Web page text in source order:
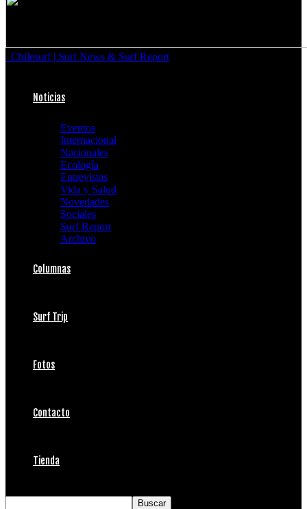
Chilesurf | Surf News & Surf Report
Noticias
Eventos
Internacional
Nacionales
Ecología
Entrevistas
Vida y Salud
Novedades
Sociales
Surf Report
Archivo
Columnas
Surf Trip
Fotos
Contacto
Tienda